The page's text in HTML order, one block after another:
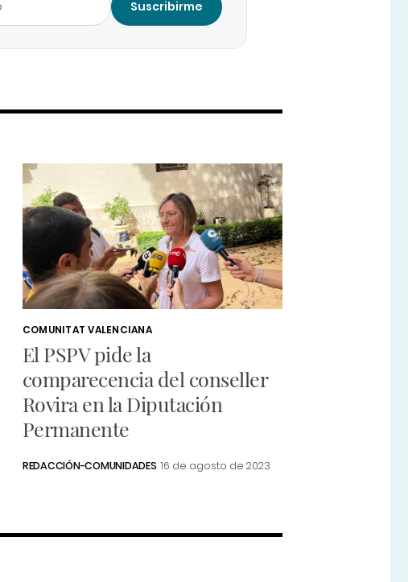
Suscribirme
COMUNITAT VALENCIANA
El PSPV pide la
comparecencia del conseller
Rovira en la Diputación
Permanente
REDACCIÓN-COMUNIDADES 16 de agosto de 2023